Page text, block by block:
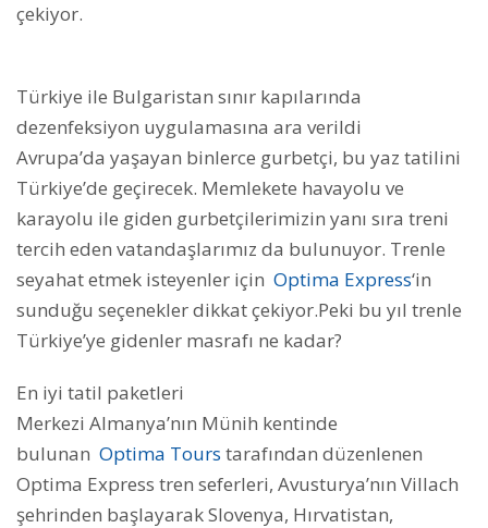
çekiyor.
Türkiye ile Bulgaristan sınır kapılarında
dezenfeksiyon uygulamasına ara verildi
Avrupa’da yaşayan binlerce gurbetçi, bu yaz tatilini
Türkiye’de geçirecek. Memlekete havayolu ve
karayolu ile giden gurbetçilerimizin yanı sıra treni
tercih eden vatandaşlarımız da bulunuyor. Trenle
seyahat etmek isteyenler için Optima Express‘in
sunduğu seçenekler dikkat çekiyor.Peki bu yıl trenle
Türkiye’ye gidenler masrafı ne kadar?
En iyi tatil paketleri
Merkezi Almanya’nın Münih kentinde
bulunan Optima Tours tarafından düzenlenen
Optima Express tren seferleri, Avusturya’nın Villach
şehrinden başlayarak Slovenya, Hırvatistan,